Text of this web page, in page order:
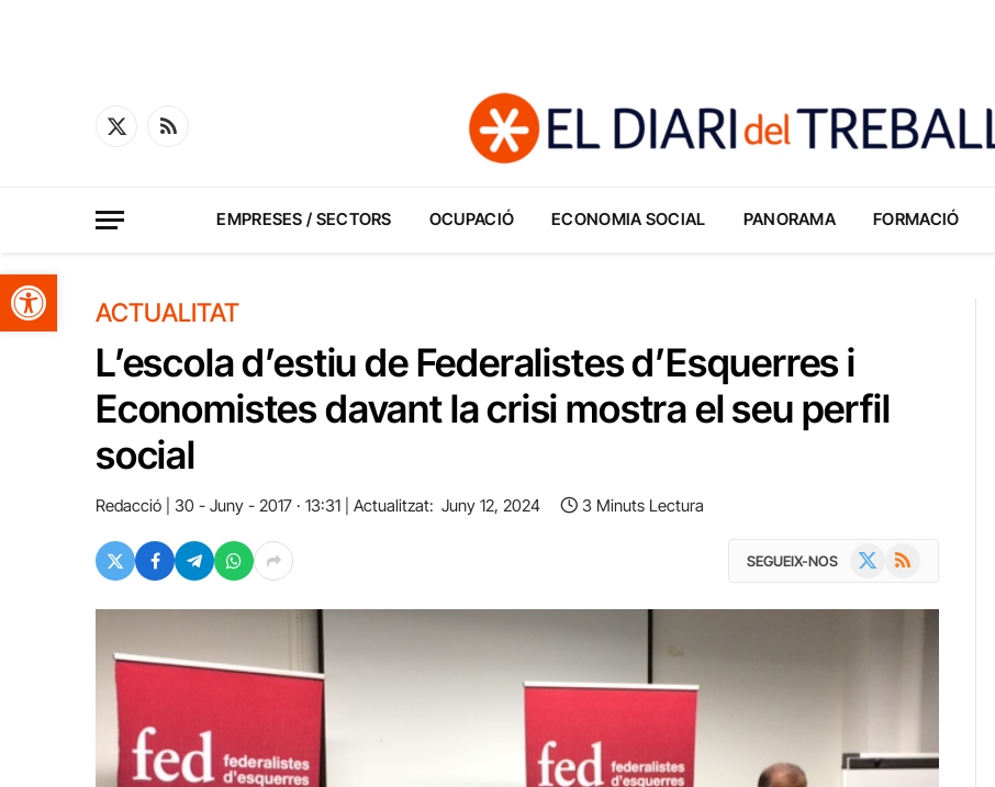
Obre la barra d'eines
X
RSS
EMPRESES / SECTORS OCUPACIÓ ECONOMIA SOCIAL PANORAMA FORMACIÓ
ACTUALITAT
L’escola d’estiu de Federalistes d’Esquerres i
Economistes davant la crisi mostra el seu perfil
social
Redacció 30 - Juny - 2017 · 13:31 Actualitzat: Juny 12, 2024 3 Minuts Lectura
SEGUEIX-NOS RSS